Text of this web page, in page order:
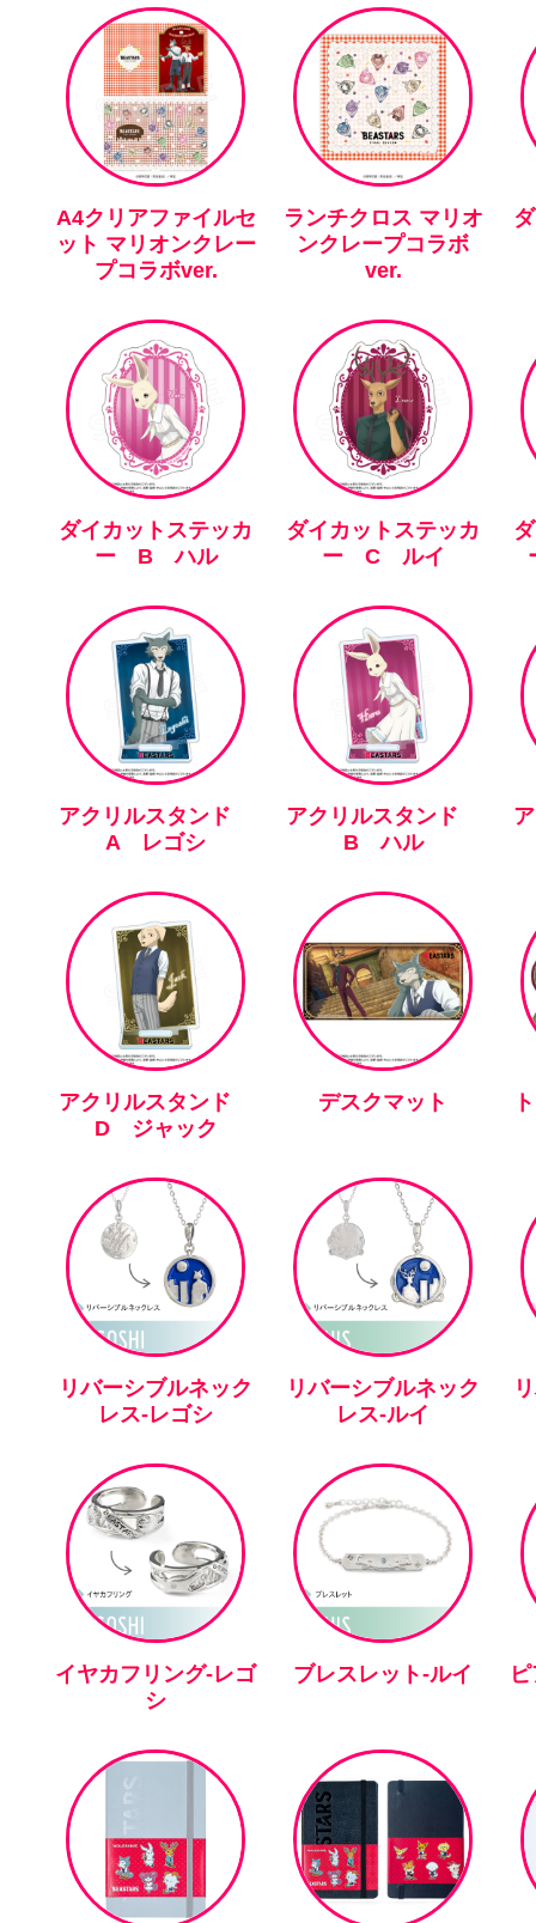
A4クリアファイルセ
ット マリオンクレー
プコラボver.
ランチクロス マリオ
ンクレープコラボ
ver.
ダイカットステッカ
ー B ハル
ダイカットステッカ
ー C ルイ
アクリルスタンド
A レゴシ
アクリルスタンド
B ハル
アクリルスタンド
D ジャック
デスクマット
リバーシブルネック
レス-レゴシ
リバーシブルネック
レス-ルイ
イヤカフリング-レゴ
シ
ブレスレット-ルイ